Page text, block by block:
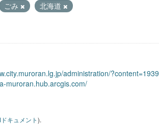
ごみ
北海道
administration/?content=1939
muroran.hub.arcgis.com/
キュメント).